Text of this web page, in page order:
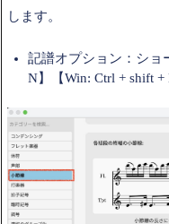
します。
記譜オプション：ショ
N】【Win: Ctrl + shift +